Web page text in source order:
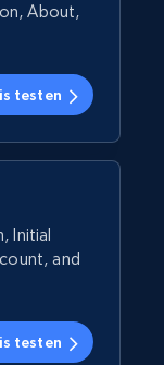
About,
testen
Initial
and
testen